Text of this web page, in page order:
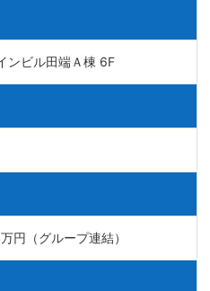
ンビル田端Ａ棟 6F
円（グループ連結）